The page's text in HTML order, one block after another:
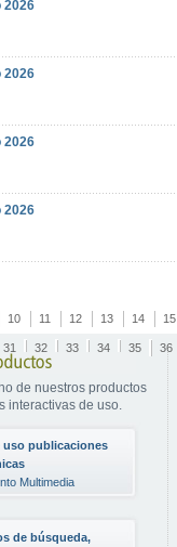
2026
2026
2026
2026
10 11 12 13 14 15
31 32 33 34 35 36
de nuestros productos
interactivas de uso.
uso publicaciones
Multimedia
de búsqueda,